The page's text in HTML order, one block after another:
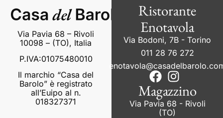
Via Pavia 68 – Rivoli
10098 – (TO), Italia
P.IVA:01075480010
Il marchio “Casa del
Barolo” è registrato
all’Euipo al n.
018327371
Ristorante
Enotavola
Via Bodoni, 7B - Torino
011 28 76 272
Magazzino
Via Pavia 68 - Rivoli
(TO)